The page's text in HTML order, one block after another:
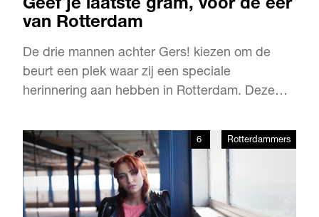
Geef je laatste gram, voor de eer
van Rotterdam
De drie mannen achter Gers! kiezen om de
beurt een plek waar zij een speciale
herinnering aan hebben in Rotterdam. Deze
Hij gaat na veertien jaar terug naar het stukje
van de stad waar hij een paar van zijn beste
vrienden heeft leren kennen. En dat is bij
studentenroeivereniging Skad…
6 Rotterdammers